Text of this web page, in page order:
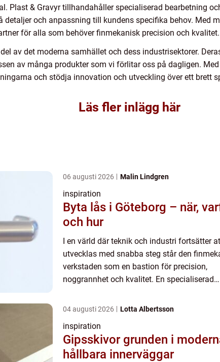
Plast & Gravyr tillhandahåller specialiserad bearbetning
detaljer och anpassning till kundens specifika behov. Med
för alla som behöver finmekanisk precision och kvalitet.
av det moderna samhället och dess industrisektorer.
av många produkter som vi förlitar oss på dagligen.
och stödja innovation och utveckling över ett brett
Läs fler inlägg här
06 augusti 2026 Malin Lindgren
inspiration
Byta lås i Göteborg – när,
och hur
I en värld där teknik och industri fortsätter
utvecklas med snabba steg står den
verkstaden som en bastion för precision,
noggrannhet och kvalitet. En specialiserad
04 augusti 2026 Lotta Albertsson
inspiration
Gipsskivor grunden i moderna,
hållbara innerväggar